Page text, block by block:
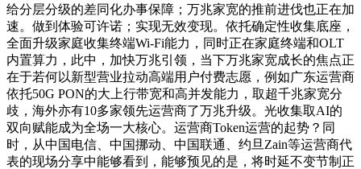
给分层分级的差同化办事保障；万兆家宽的推前进伐也正在加
速。做到体验可许诺；实现无效变现。依托确定性收集底座，
全面升级家庭收集终端Wi-Fi能力，同时正在家庭终端和OLT
内置算力，此中，加快万兆引领，当下万兆家宽成长的焦点正
在于若何以新型营业拉动高端用户付费志愿，例如广东运营商
依托50G PON的大上行带宽和高并发能力，取超千兆家宽分
歧，海外亦有10多家领先运营商了万兆升级。光收集取AI的
双向赋能成为全场一大核心。运营商Token运营的起势？同
时，从中国电信、中国挪动、中国联通、约旦Zain等运营商代
表的现场分享中能够看到，能够预见的是，将时延不变节制正